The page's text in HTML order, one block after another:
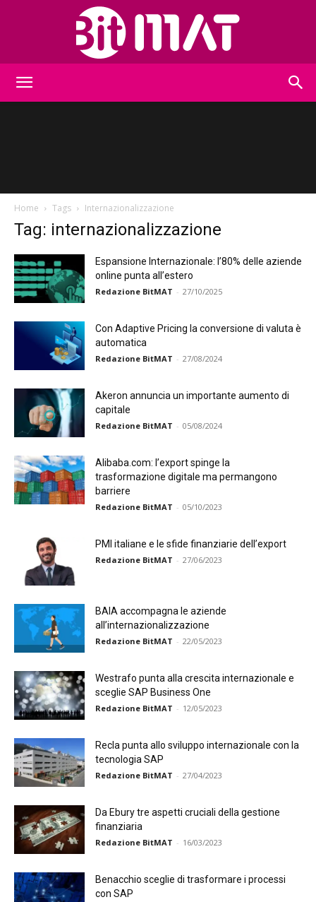
Home Tags Internazionalizzazione
Tag: internazionalizzazione
Espansione Internazionale: l’80% delle aziende
online punta all’estero
Redazione BitMAT - 27/10/2025
Con Adaptive Pricing la conversione di valuta è
automatica
Redazione BitMAT - 27/08/2024
Akeron annuncia un importante aumento di
capitale
Redazione BitMAT - 05/08/2024
Alibaba.com: l’export spinge la
trasformazione digitale ma permangono
barriere
Redazione BitMAT - 05/10/2023
PMI italiane e le sfide finanziarie dell’export
Redazione BitMAT - 27/06/2023
BAIA accompagna le aziende
all’internazionalizzazione
Redazione BitMAT - 22/05/2023
Westrafo punta alla crescita internazionale e
sceglie SAP Business One
Redazione BitMAT - 12/05/2023
Recla punta allo sviluppo internazionale con la
tecnologia SAP
Redazione BitMAT - 27/04/2023
Da Ebury tre aspetti cruciali della gestione
finanziaria
Redazione BitMAT - 16/03/2023
Benacchio sceglie di trasformare i processi
con SAP